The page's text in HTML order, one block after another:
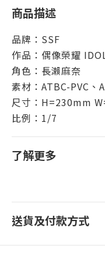
商品描述
品牌：SSF
作品：偶像榮耀
角色：長瀨麻奈
素材：ATBC-PVC、
尺寸：H=230mm
比例：1/7
了解更多
送貨及付款方式